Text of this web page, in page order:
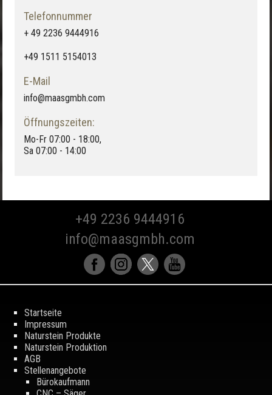
Telefonnummer
+ 49 2236 9444916
+49 1511 5154013
E-Mail
info@maasgmbh.com
Öffnungszeiten:
Mo-Fr 07:00 - 18:00,
Sa 07:00 - 14:00
+49 2236 9444916
info@maasgmbh.com
Startseite
Impressum
Naturstein Produkte
Naturstein Produktion
AGB
Stellenangebote
Bürokaufmann